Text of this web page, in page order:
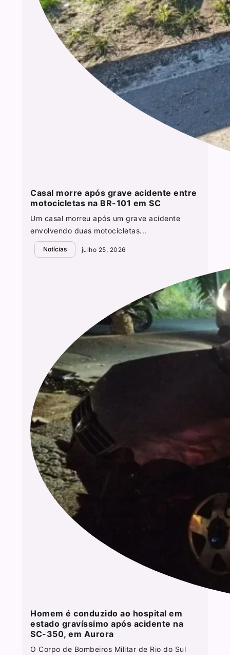
Casal morre após grave acidente entre
motocicletas na BR-101 em SC
Um casal morreu após um grave acidente
envolvendo duas motocicletas...
Notícias julho 25, 2026
Homem é conduzido ao hospital em
estado gravíssimo após acidente na
SC-350, em Aurora
O Corpo de Bombeiros Militar de Rio do Sul